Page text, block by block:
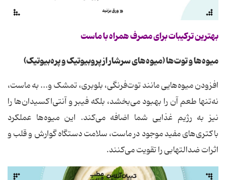
بهترین ترکیبات برای مصرف همراه با ماست
میوه‌ها و توت‌ها (میوه‌های سرشار از پروبیوتیک و پره‌بیوتیک)
افزودن میوه‌هایی مانند توت‌فرنگی، بلوبری، تمشک و... به ماست،
نه‌تنها طعم آن را بهبود می‌بخشد، بلکه فیبر و آنتی‌اکسیدان‌ها را
نیز به رژیم غذایی شما اضافه می‌کند. این میوه‌ها عملکرد
باکتری‌های مفید موجود در ماست، سلامت دستگاه گوارش و قلب و
اثرات ضدالتهابی را تقویت می‌کنند.